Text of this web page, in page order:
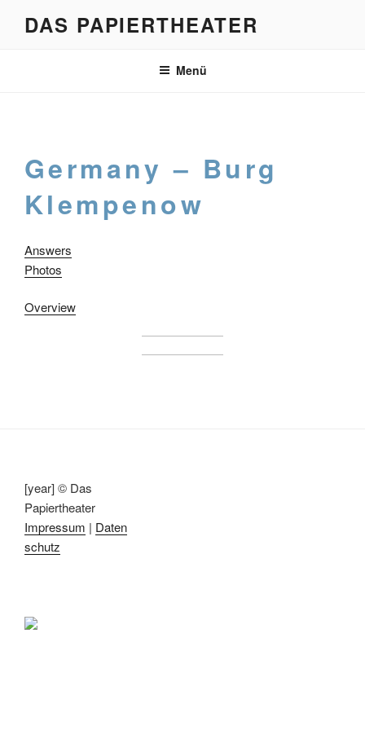
DAS PAPIERTHEATER
Menü
Germany – Burg
Klempenow
Answers
Photos
Overview
[year] © Das
Papiertheater
Impressum | Daten
schutz